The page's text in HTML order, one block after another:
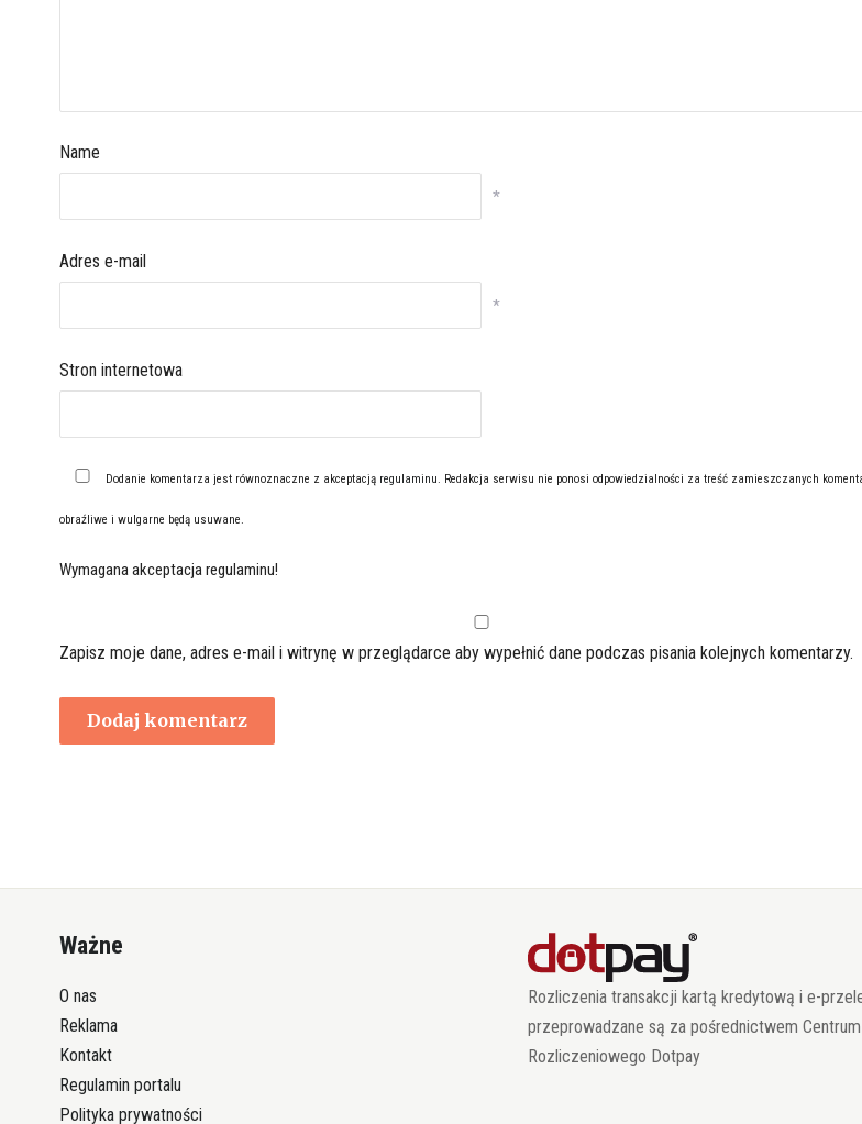
Name
*
Adres e-mail
*
Stron internetowa
Dodanie komentarza jest równoznaczne z akceptacją regulaminu. Redakcja serwisu nie ponosi odpowiedzialności za treść zamieszczanych
obraźliwe i wulgarne będą usuwane.
Wymagana akceptacja regulaminu!
Zapisz moje dane, adres e-mail i witrynę w przeglądarce aby wypełnić dane podczas pisania kolejnych komentarzy.
Ważne
O nas
Reklama
Kontakt
Regulamin portalu
Polityka prywatności
Rozliczenia transakcji kartą kredytową i e-
przeprowadzane są za pośrednictwem Centrum
Rozliczeniowego Dotpay